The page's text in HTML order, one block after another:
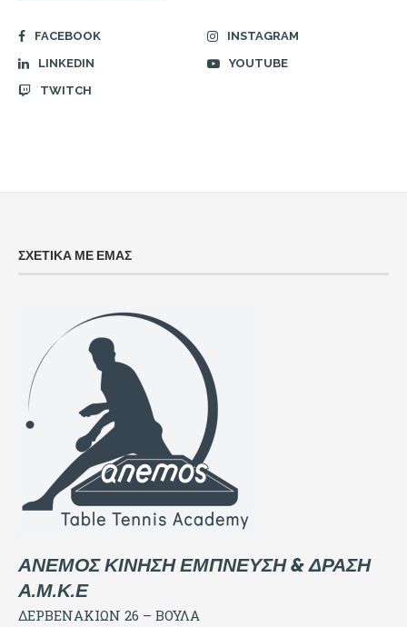
FACEBOOK
INSTAGRAM
LINKEDIN
YOUTUBE
TWITCH
ΣΧΕΤΙΚΑ ΜΕ ΕΜΑΣ
ΑΝΕΜΟΣ ΚΙΝΗΣΗ ΕΜΠΝΕΥΣΗ & ΔΡΑΣΗ
Α.Μ.Κ.Ε
ΔΕΡΒΕΝΑΚΙΩΝ 26 – ΒΟΥΛΑ